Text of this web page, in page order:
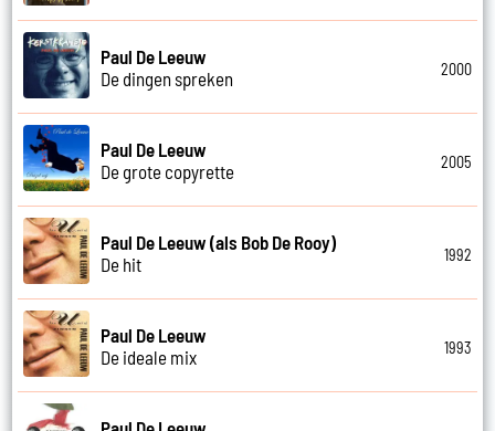
Paul De Leeuw
De dingen spreken
2000
Paul De Leeuw
De grote copyrette
2005
Paul De Leeuw (als Bob De Rooy)
De hit
1992
Paul De Leeuw
De ideale mix
1993